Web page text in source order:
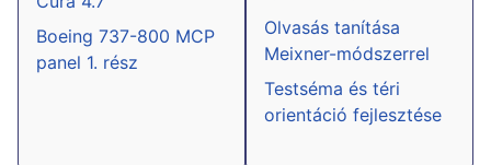
Boeing 737-800 MCP
panel 1. rész
Olvasás tanítása
Meixner-módszerrel
Testséma és téri
orientáció fejlesztése